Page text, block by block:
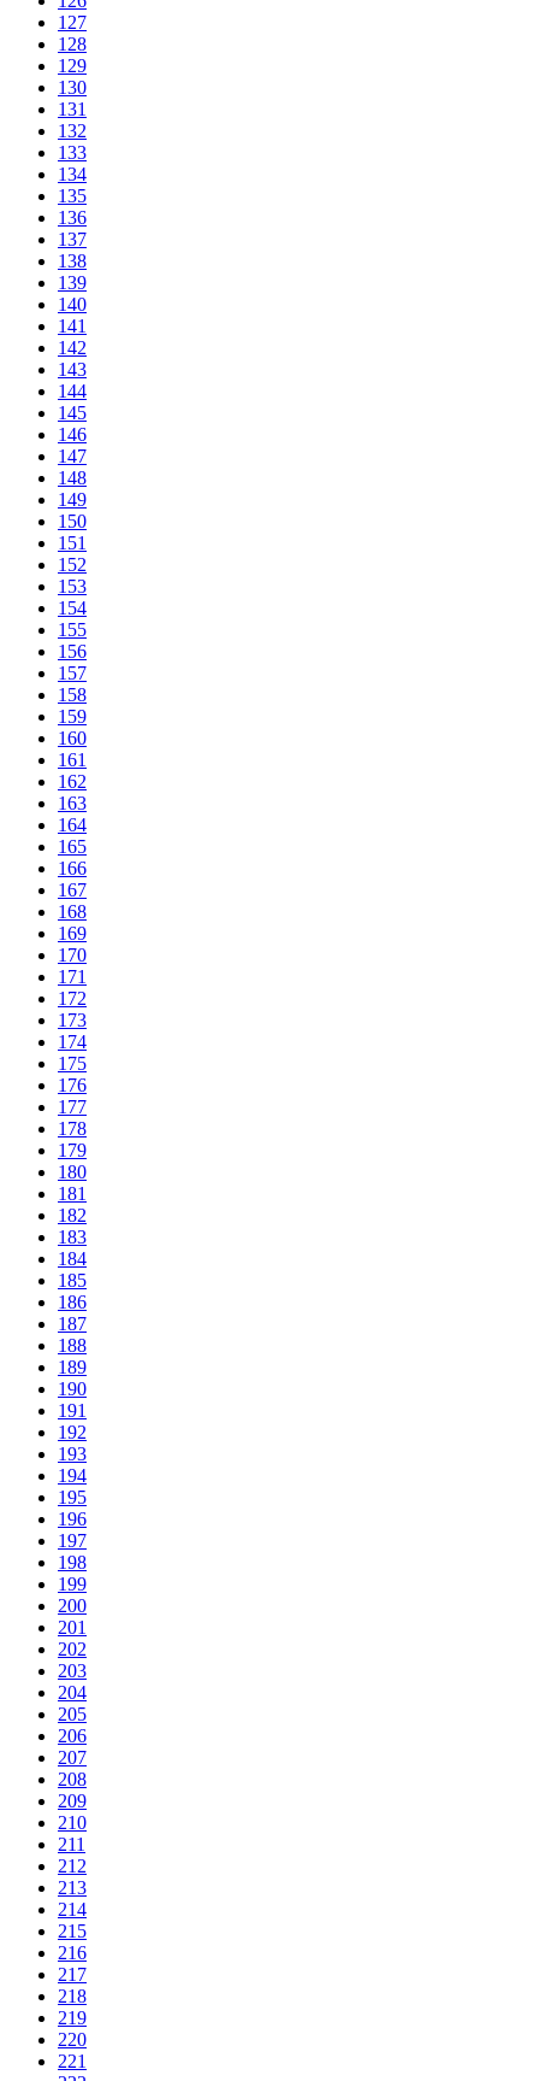
127
128
129
130
131
132
133
134
135
136
137
138
139
140
141
142
143
144
145
146
147
148
149
150
151
152
153
154
155
156
157
158
159
160
161
162
163
164
165
166
167
168
169
170
171
172
173
174
175
176
177
178
179
180
181
182
183
184
185
186
187
188
189
190
191
192
193
194
195
196
197
198
199
200
201
202
203
204
205
206
207
208
209
210
211
212
213
214
215
216
217
218
219
220
221